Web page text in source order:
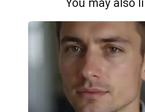
You may also